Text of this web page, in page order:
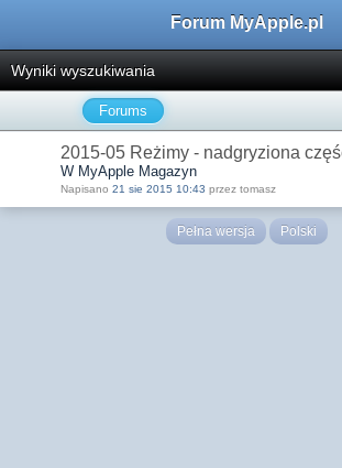
Forum MyApple.pl
Wyniki wyszukiwania
Forums
2015-05 Reżimy - nadgryziona
W MyApple Magazyn
Napisano 21 sie 2015 10:43 przez tomasz
Pełna wersja Polski